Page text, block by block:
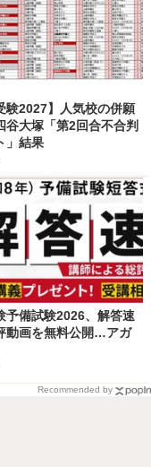
験2027】人気校の併願
大塚「第2回合不合判
」結果
予備試験2026、解答速
動画を無料公開…アガ
Recommended by